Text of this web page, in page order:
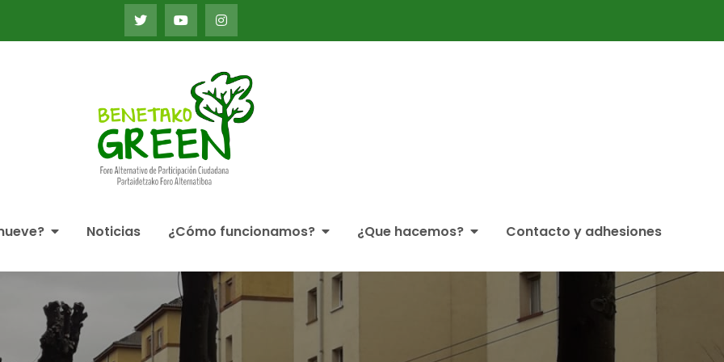
Noticias ¿Cómo funcionamos? ¿Que hacemos? Contacto y adhesiones